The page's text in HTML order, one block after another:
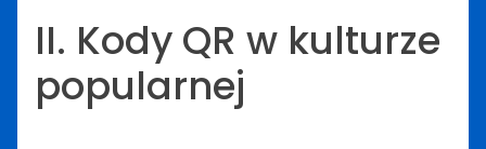
II. Kody QR w kulturze
popularnej